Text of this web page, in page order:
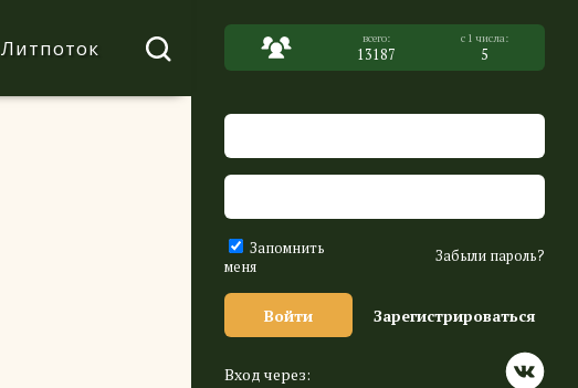
13187 5
Запомнить
меня
Забыли пароль?
Войти Зарегистрироваться
Вход через:
Литпоток